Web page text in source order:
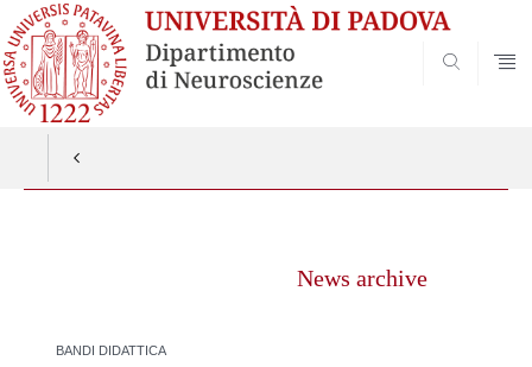
News archive
BANDI DIDATTICA